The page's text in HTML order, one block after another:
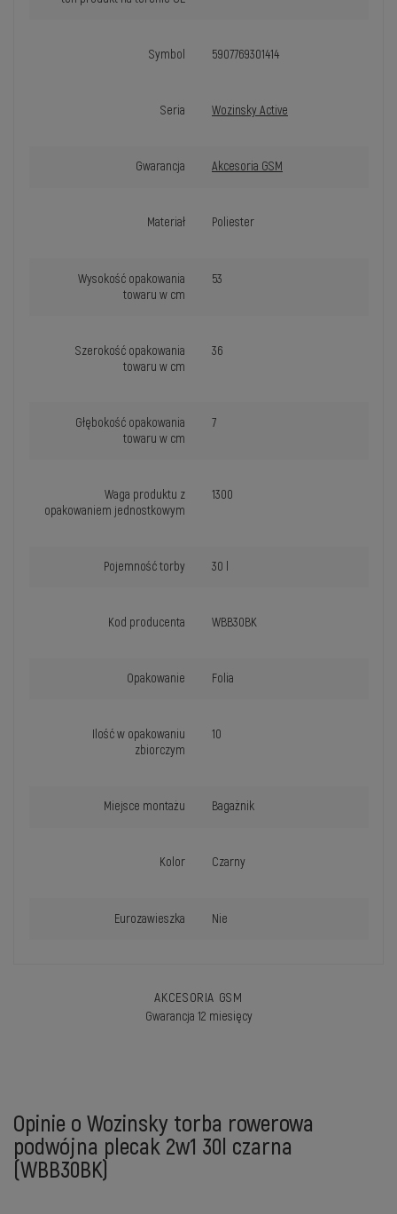
Symbol 5907769301414
Seria Wozinsky Active
Gwarancja Akcesoria GSM
Materiał Poliester
Wysokość opakowania
towaru w cm
53
Szerokość opakowania
towaru w cm
36
Głębokość opakowania
towaru w cm
7
Waga produktu z
opakowaniem jednostkowym
1300
Pojemność torby 30 l
Kod producenta WBB30BK
Opakowanie Folia
Ilość w opakowaniu
zbiorczym
10
Miejsce montażu Bagażnik
Kolor Czarny
Eurozawieszka Nie
AKCESORIA GSM
Gwarancja 12 miesięcy
Opinie o Wozinsky torba rowerowa
podwójna plecak 2w1 30l czarna
(WBB30BK)